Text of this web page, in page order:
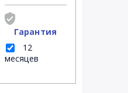
Гарантия
12
месяцев